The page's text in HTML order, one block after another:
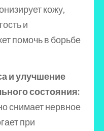
кожу,
и
помочь в борьбе
и улучшение
состояния:
снимает нервное
при